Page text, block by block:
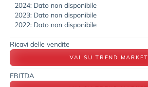
2024: Dato non disponibile
2023: Dato non disponibile
2022: Dato non disponibile
Ricavi delle vendite
VAI SU TREND MARKET
EBITDA